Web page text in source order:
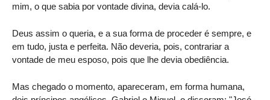
mim, o que sabia por vontade divina, devia calá-lo.
Deus assim o queria, e a sua forma de proceder é sempre, e
em tudo, justa e perfeita. Não deveria, pois, contrariar a
vontade de meu esposo, pois que lhe devia obediência.
Mas chegado o momento, apareceram, em forma humana,